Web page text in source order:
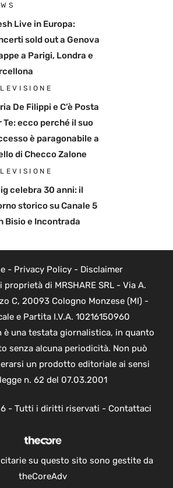
Live in Europa:
sold out a Genova
a Parigi, Londra e
De Filippi e C’è Posta
Te: ecco perché il suo
è paragonabile a
di Checco Zalone
celebra 30 anni: il
storico su Canale 5
Bisio e Incontrada
- Privacy Policy- Disclaimer
di MRSHARE SRL - Via A.
C, 20093 Cologno Monzese (MI) -
e Partita I.V.A. 10216150960
è una testata giornalistica, in quanto
senza alcuna periodicità. Non può
un prodotto editoriale ai sensi
n. 62 del 07.03.2001
- Tutti i diritti riservati - Contattaci
su questo sito sono gestite da
theCoreAdv